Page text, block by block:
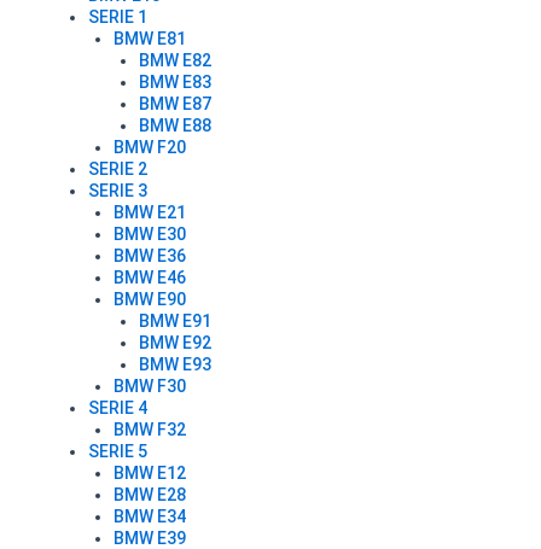
SERIE 1
BMW E81
BMW E82
BMW E83
BMW E87
BMW E88
BMW F20
SERIE 2
SERIE 3
BMW E21
BMW E30
BMW E36
BMW E46
BMW E90
BMW E91
BMW E92
BMW E93
BMW F30
SERIE 4
BMW F32
SERIE 5
BMW E12
BMW E28
BMW E34
BMW E39